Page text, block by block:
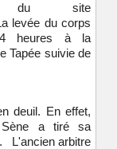
du site
levée du corps
heures à la
Tapée suivie de
deuil. En effet,
Sène a tiré sa
L'ancien arbitre